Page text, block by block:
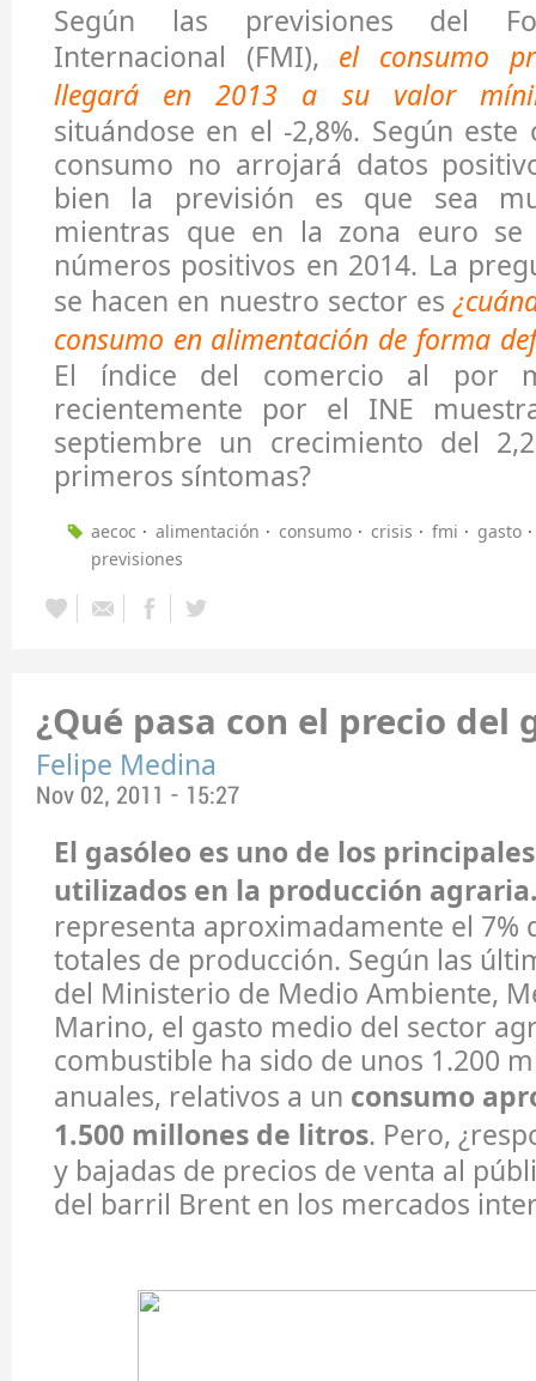
Según las previsiones del
Internacional (FMI), el consumo
llegará en 2013 a su valor
situándose en el -2,8%. Según
consumo no arrojará datos
bien la previsión es que sea
mientras que en la zona euro
números positivos en 2014. La
se hacen en nuestro sector es
consumo en alimentación de forma
El índice del comercio al por
recientemente por el INE
septiembre un crecimiento del
primeros síntomas?
aecoc alimentación consumo crisis fmi
gasto
previsiones
¿Qué pasa con el precio del
Felipe Medina
Nov 02, 2011 - 15:27
El gasóleo es uno de los
utilizados en la producción
representa aproximadamente el 7%
totales de producción. Según las
del Ministerio de Medio Ambiente,
Marino, el gasto medio del sector
combustible ha sido de unos 1.200
anuales, relativos a un consumo
1.500 millones de litros. Pero,
y bajadas de precios de venta al
del barril Brent en los mercados